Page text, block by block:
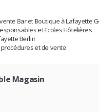
Bar et Boutique à Lafayette
et Ecoles Hôtelières
Berlin
et de vente
Magasin